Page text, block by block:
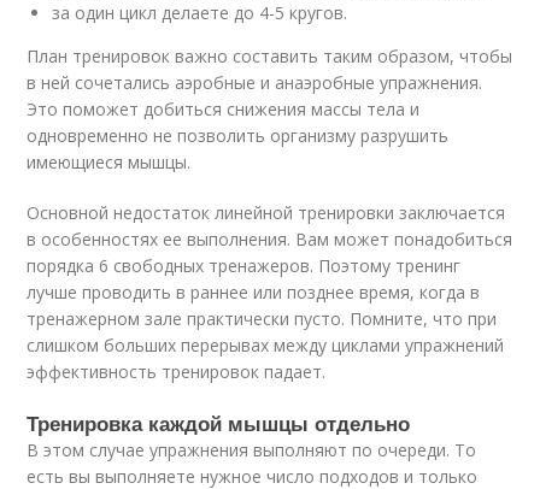
за один цикл делаете до 4-5 кругов.
План тренировок важно составить таким образом, чтобы
в ней сочетались аэробные и анаэробные упражнения.
Это поможет добиться снижения массы тела и
одновременно не позволить организму разрушить
имеющиеся мышцы.
Основной недостаток линейной тренировки заключается
в особенностях ее выполнения. Вам может понадобиться
порядка 6 свободных тренажеров. Поэтому тренинг
лучше проводить в раннее или позднее время, когда в
тренажерном зале практически пусто. Помните, что при
слишком больших перерывах между циклами упражнений
эффективность тренировок падает.
Тренировка каждой мышцы отдельно
В этом случае упражнения выполняют по очереди. То
есть вы выполняете нужное число подходов и только